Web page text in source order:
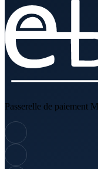
Passerelle de paiement